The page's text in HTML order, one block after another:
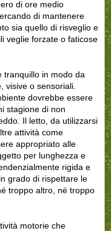
di ore medio
di mantenere
sia quello di risveglio e
veglie forzate o faticose
tranquillo in modo da
visive o sensoriali.
dovrebbe essere
stagione di non
Il letto, da utilizzarsi
attività come
appropriato alle
per lunghezza e
rigida e
grado di rispettare le
troppo altro, né troppo
motorie che